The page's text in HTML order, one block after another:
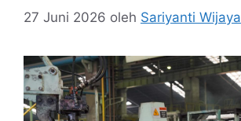
27 Juni 2026 oleh Sariyanti Wijaya